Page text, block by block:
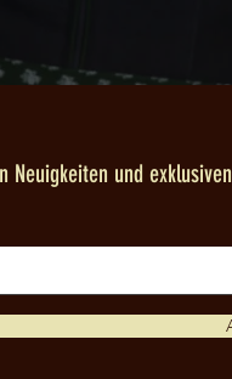
Neuigkeiten und